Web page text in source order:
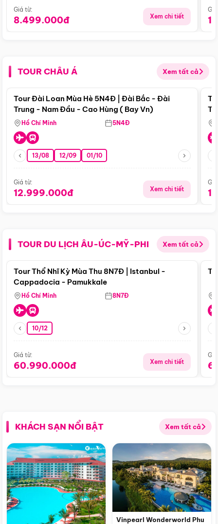
Giá từ:
8.499.000đ Xem chi tiết
TOUR CHÂU Á Xem tất cả
Điểm nổi bật
Tour Đài Loan Mùa Hè 5N4Đ | Đài Bắc - Đài
Trung - Nam Đầu - Cao Hùng ( Bay Vn)
Hồ Chí Minh 5N4Đ
13/08 12/09 01/10
Giá từ:
12.999.000đ Xem chi tiết
TOUR DU LỊCH ÂU-ÚC-MỸ-PHI Xem tất cả
Điểm nổi bật
Tour Thổ Nhĩ Kỳ Mùa Thu 8N7Đ | Istanbul -
Cappadocia - Pamukkale
Hồ Chí Minh 8N7Đ
10/12
Giá từ:
60.990.000đ Xem chi tiết
KHÁCH SẠN NỔI BẬT Xem tất cả
Vinpearl Wonderworld Phu